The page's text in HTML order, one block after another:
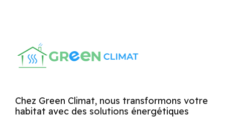
Chez Green Climat, nous transformons votre
habitat avec des solutions énergétiques